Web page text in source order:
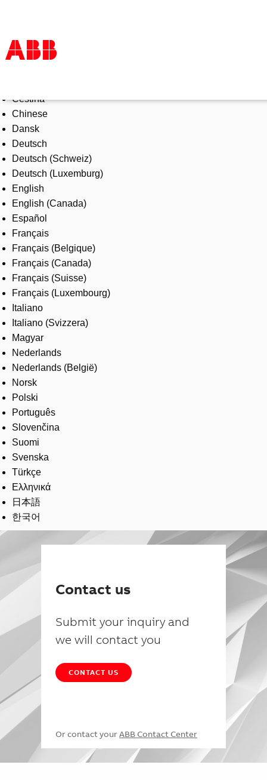
Products & Solutions
Industries
Services
About us
Where to buy
Contact us
Careers
Čeština
Chinese
Dansk
Deutsch
Deutsch (Schweiz)
Deutsch (Luxemburg)
English
English (Canada)
Español
Français
Français (Belgique)
Français (Canada)
Français (Suisse)
Français (Luxembourg)
Italiano
Italiano (Svizzera)
Magyar
Nederlands
Nederlands (België)
Norsk
Polski
Português
Slovenčina
Suomi
Svenska
Türkçe
Ελληνικά
日本語
한국어
Contact us
Submit your inquiry and
we will contact you
CONTACT US
Or contact your ABB Contact Center